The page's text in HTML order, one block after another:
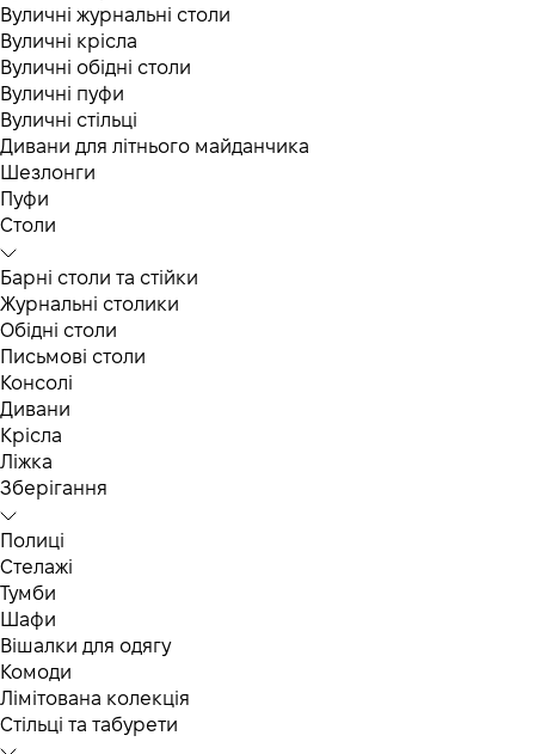
Вуличні журнальні столи
Вуличні крісла
Вуличні обідні столи
Вуличні пуфи
Вуличні стільці
Дивани для літнього майданчика
Шезлонги
Пуфи
Столи
Барні столи та стійки
Журнальні столики
Обідні столи
Письмові столи
Консолі
Дивани
Крісла
Ліжка
Зберігання
Полиці
Стелажі
Тумби
Шафи
Вішалки для одягу
Комоди
Лімітована колекція
Стільці та табурети